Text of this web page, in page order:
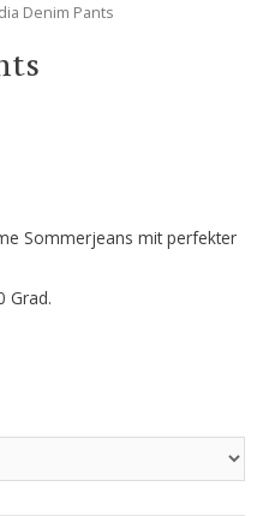
Denim Pants
Sommerjeans mit perfekter
Grad.